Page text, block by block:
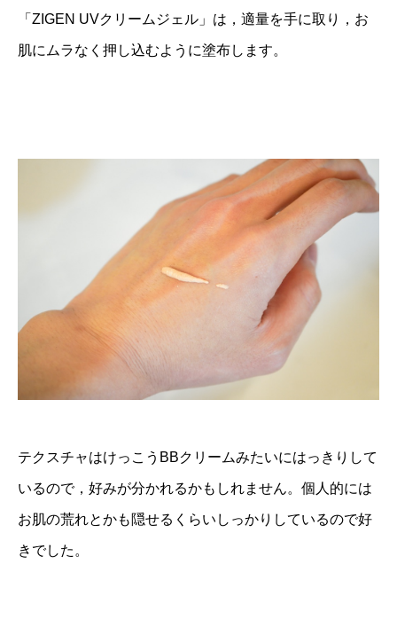
「ZIGEN UVクリームジェル」は，適量を手に取り，お
肌にムラなく押し込むように塗布します。
テクスチャはけっこうBBクリームみたいにはっきりして
いるので，好みが分かれるかもしれません。個人的には
お肌の荒れとかも隠せるくらいしっかりしているので好
きでした。